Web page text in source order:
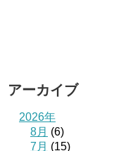
アーカイブ
2026年
8月 (6)
7月 (15)